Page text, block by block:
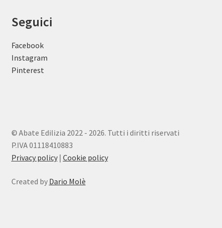
Seguici
Facebook
Instagram
Pinterest
© Abate Edilizia 2022 - 2026. Tutti i diritti riservati
P.IVA 01118410883
Privacy policy| Cookie policy
Created by Dario Molè